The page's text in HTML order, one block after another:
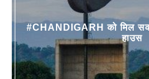
#CHANDIGARH को मिल
हाउस